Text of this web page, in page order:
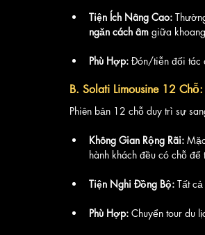
Tiện Ích Nâng Cao:
ngăn cách âm giữa
Phù Hợp: Đón/tiễn đối tác
B. Solati Limousine 12
Phiên bản 12 chỗ duy trì sự
Không Gian Rộng Rãi:
hành khách đều có chỗ
Tiện Nghi Đồng Bộ: Tất
Phù Hợp: Chuyển tour du